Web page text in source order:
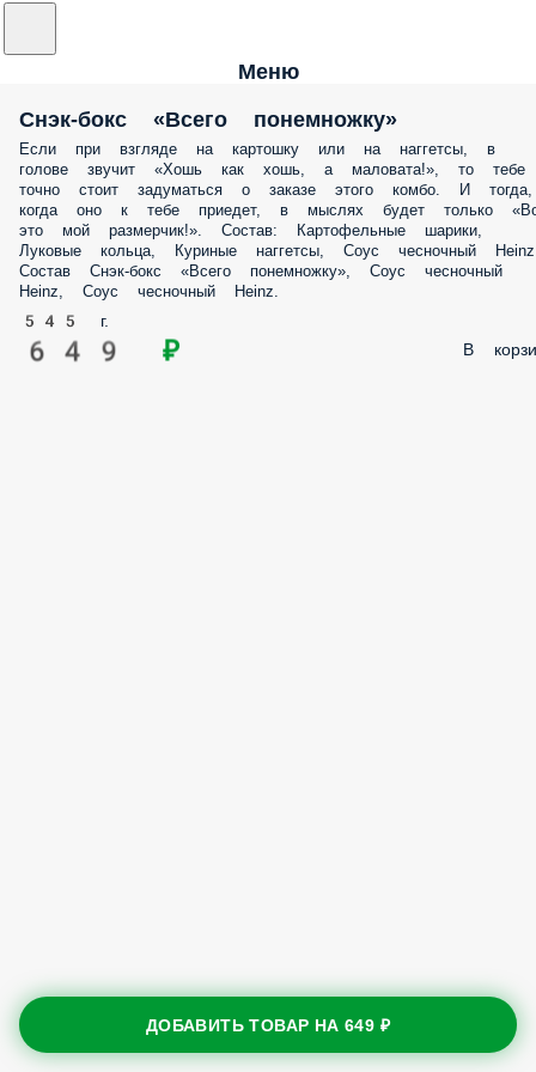
Меню
Снэк-бокс «Всего понемножку»
Если при взгляде на картошку или на наггетсы, в
голове звучит «Хошь как хошь, а маловата!», то тебе
точно стоит задуматься о заказе этого комбо. И тогда,
когда оно к тебе приедет, в мыслях будет только
это мой размерчик!». Состав: Картофельные шарики,
Луковые кольца, Куриные наггетсы, Соус чесночный
Состав Снэк-бокс «Всего понемножку», Соус чесночный
Heinz, Соус чесночный Heinz.
545 г.
649 ₽ В
ДОБАВИТЬ ТОВАР НА649 ₽